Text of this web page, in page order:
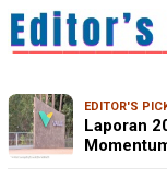
EDITOR'S
Laporan